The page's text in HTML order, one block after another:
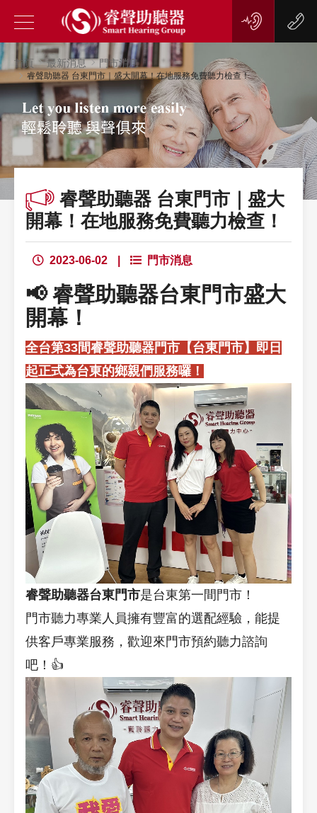
首頁 最新消息 門市消息
睿聲助聽器 台東門市｜盛大開幕！在地服務免費聽力檢查！
睿聲助聽器 台東門市｜盛大
開幕！在地服務免費聽力檢查！
2023-06-02 門市消息
📢 睿聲助聽器台東門市盛大
開幕！
全台第33間睿聲助聽器門市【台東門市】即日
起正式為台東的鄉親們服務囉！
睿聲助聽器台東門市是台東第一間門市！
門市聽力專業人員擁有豐富的選配經驗，能提
供客戶專業服務，歡迎來門市預約聽力諮詢
吧！👍